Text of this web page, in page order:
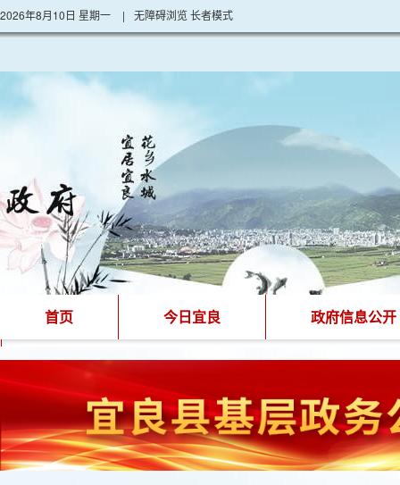
2026年8月10日 星期一 | 无障碍浏览长者模式
首页 今日宜良 政府信息公开